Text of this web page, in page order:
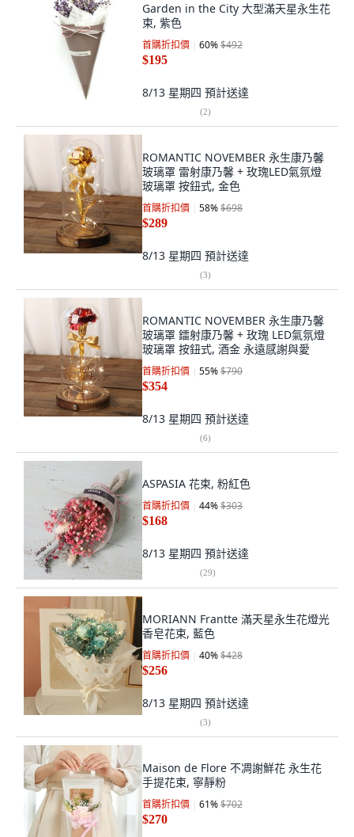
Garden in the City 大型滿天星永生花
束, 紫色
首購折扣價 60%$492
$195
8/13 星期四 預計送達
(2)
ROMANTIC NOVEMBER 永生康乃馨
玻璃罩 雷射康乃馨 + 玫瑰LED氣氛燈
玻璃罩 按鈕式, 金色
首購折扣價 58%$698
$289
8/13 星期四 預計送達
(3)
ROMANTIC NOVEMBER 永生康乃馨
玻璃罩 鐳射康乃馨 + 玫瑰 LED氣氛燈
玻璃罩 按鈕式, 酒金 永遠感謝與愛
首購折扣價 55%$790
$354
8/13 星期四 預計送達
(6)
ASPASIA 花束, 粉紅色
首購折扣價 44%$303
$168
8/13 星期四 預計送達
(29)
MORIANN Frantte 滿天星永生花燈光
香皂花束, 藍色
首購折扣價 40%$428
$256
8/13 星期四 預計送達
(3)
Maison de Flore 不凋謝鮮花 永生花
手提花束, 寧靜粉
首購折扣價 61%$702
$270